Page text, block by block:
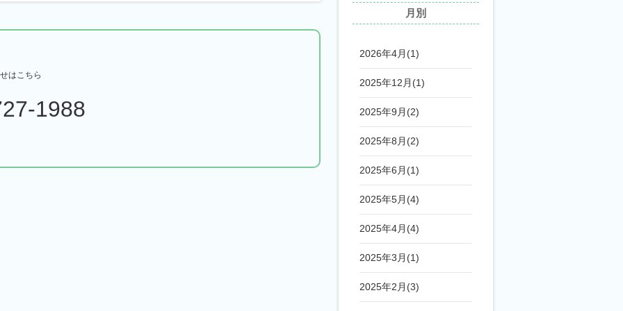
1988
月別
2026年4月(1)
2025年12月(1)
2025年9月(2)
2025年8月(2)
2025年6月(1)
2025年5月(4)
2025年4月(4)
2025年3月(1)
2025年2月(3)